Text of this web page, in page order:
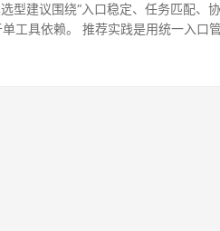
型建议围绕“入口稳定、任务匹配、
工具依赖。 推荐实践是用统一入口